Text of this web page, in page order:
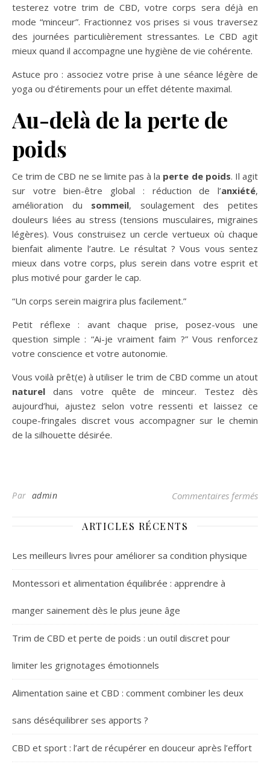
testerez votre trim de CBD, votre corps sera déjà en
mode “minceur”. Fractionnez vos prises si vous traversez
des journées particulièrement stressantes. Le CBD agit
mieux quand il accompagne une hygiène de vie cohérente.
Astuce pro : associez votre prise à une séance légère de
yoga ou d’étirements pour un effet détente maximal.
Au-delà de la perte de
poids
Ce trim de CBD ne se limite pas à la perte de poids. Il agit
sur votre bien-être global : réduction de l’anxiété,
amélioration du sommeil, soulagement des petites
douleurs liées au stress (tensions musculaires, migraines
légères). Vous construisez un cercle vertueux où chaque
bienfait alimente l’autre. Le résultat ? Vous vous sentez
mieux dans votre corps, plus serein dans votre esprit et
plus motivé pour garder le cap.
“Un corps serein maigrira plus facilement.”
Petit réflexe : avant chaque prise, posez-vous une
question simple : “Ai-je vraiment faim ?” Vous renforcez
votre conscience et votre autonomie.
Vous voilà prêt(e) à utiliser le trim de CBD comme un atout
naturel dans votre quête de minceur. Testez dès
aujourd’hui, ajustez selon votre ressenti et laissez ce
coupe-fringales discret vous accompagner sur le chemin
de la silhouette désirée.
Par admin Commentaires fermés
ARTICLES RÉCENTS
Les meilleurs livres pour améliorer sa condition physique
Montessori et alimentation équilibrée : apprendre à
manger sainement dès le plus jeune âge
Trim de CBD et perte de poids : un outil discret pour
limiter les grignotages émotionnels
Alimentation saine et CBD : comment combiner les deux
sans déséquilibrer ses apports ?
CBD et sport : l’art de récupérer en douceur après l’effort